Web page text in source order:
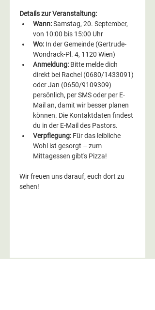
Details zur Veranstaltung:
Wann: Samstag, 20. September,
von 10:00 bis 15:00 Uhr
Wo: In der Gemeinde (Gertrude-
Wondrack-Pl. 4, 1120 Wien)
Anmeldung: Bitte melde dich
direkt bei Rachel (0680/1433091)
oder Jan (0650/9109309)
persönlich, per SMS oder per E-
Mail an, damit wir besser planen
können. Die Kontaktdaten findest
du in der E-Mail des Pastors.
Verpflegung: Für das leibliche
Wohl ist gesorgt – zum
Mittagessen gibt's Pizza!
Wir freuen uns darauf, euch dort zu
sehen!